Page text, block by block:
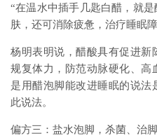
“在温水中插手几匙白醋，就
肤，还可消除疲惫，治疗睡眠
杨明表明说，醋酸具有促进新
规复体力，防范动脉硬化、高
是用醋泡脚能改进睡眠的说法
此说法。­
偏方三：盐水泡脚，杀菌、治